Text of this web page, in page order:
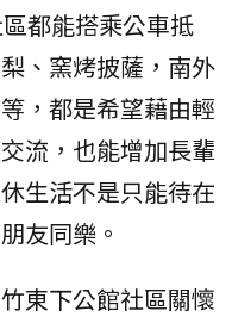
都能搭乘公車抵
、窯烤披薩，南外
，都是希望藉由輕
流，也能增加長輩
生活不是只能待在
友同樂。
東下公館社區關懷